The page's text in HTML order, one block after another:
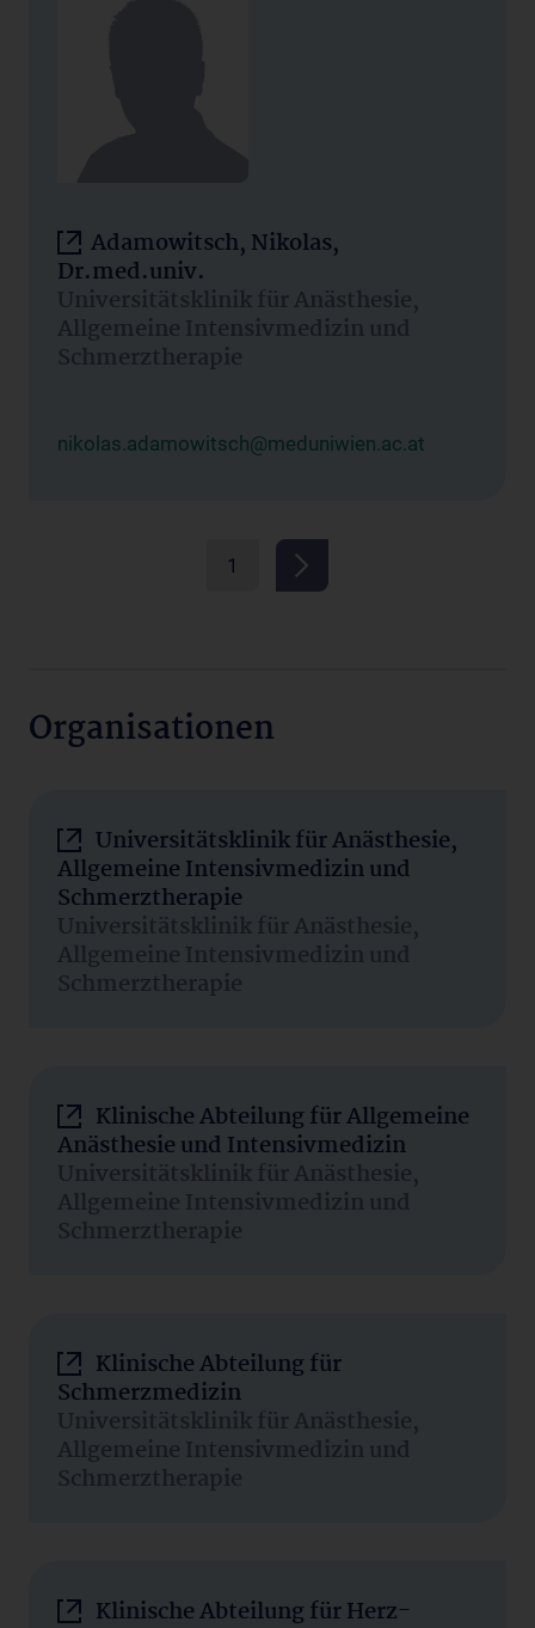
Adamowitsch, Nikolas,
Dr.med.univ.
Universitätsklinik für Anästhesie,
Allgemeine Intensivmedizin und
Schmerztherapie
nikolas.adamowitsch@meduniwien.ac.at
1
Organisationen
Universitätsklinik für Anästhesie,
Allgemeine Intensivmedizin und
Schmerztherapie
Universitätsklinik für Anästhesie,
Allgemeine Intensivmedizin und
Schmerztherapie
Klinische Abteilung für Allgemeine
Anästhesie und Intensivmedizin
Universitätsklinik für Anästhesie,
Allgemeine Intensivmedizin und
Schmerztherapie
Klinische Abteilung für
Schmerzmedizin
Universitätsklinik für Anästhesie,
Allgemeine Intensivmedizin und
Schmerztherapie
Klinische Abteilung für Herz-